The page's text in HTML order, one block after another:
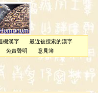
機漢字
最近被搜索的漢字
免責聲明 意見簿